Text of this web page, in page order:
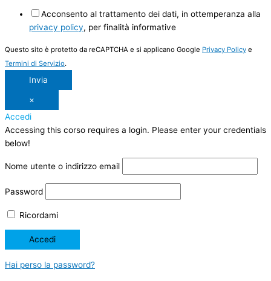
Acconsento al trattamento dei dati, in ottemperanza alla
privacy policy, per finalità informative
Questo sito è protetto da reCAPTCHA e si applicano Google Privacy Policy e
Termini di Servizio.
Invia
×
Accedi
Accessing this corso requires a login. Please enter your credentials
below!
Nome utente o indirizzo email
Password
Ricordami
Hai perso la password?